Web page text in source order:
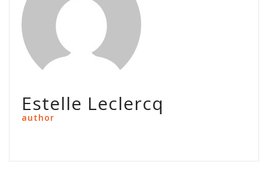
Estelle Leclercq
author